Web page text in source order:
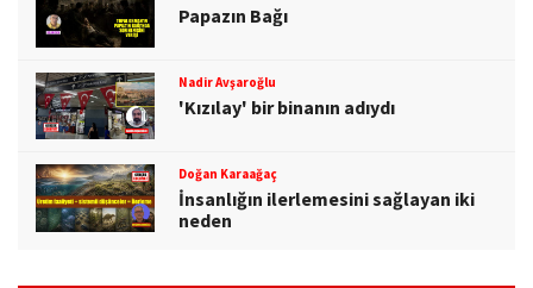
Papazın Bağı
Nadir Avşaroğlu
'Kızılay' bir binanın adıydı
Doğan Karaağaç
İnsanlığın ilerlemesini sağlayan iki
neden